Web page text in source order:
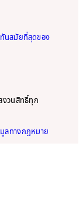
ทันสมัยที่สุดของ
งวนสิทธิ์ทุก
ลทางกฎหมาย